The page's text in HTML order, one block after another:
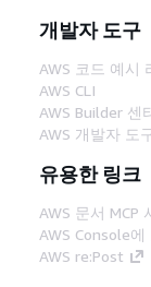
개발자 도구
AWS 코드 예시
AWS CLI
AWS Builder 센
AWS 개발자 도
유용한 링크
AWS 문서 MCP
AWS Console에
AWS re:Post